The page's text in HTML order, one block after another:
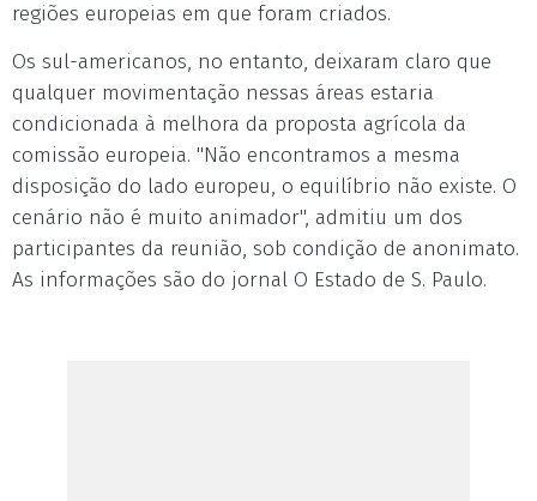
regiões europeias em que foram criados.
Os sul-americanos, no entanto, deixaram claro que
qualquer movimentação nessas áreas estaria
condicionada à melhora da proposta agrícola da
comissão europeia. "Não encontramos a mesma
disposição do lado europeu, o equilíbrio não existe. O
cenário não é muito animador", admitiu um dos
participantes da reunião, sob condição de anonimato.
As informações são do jornal O Estado de S. Paulo.